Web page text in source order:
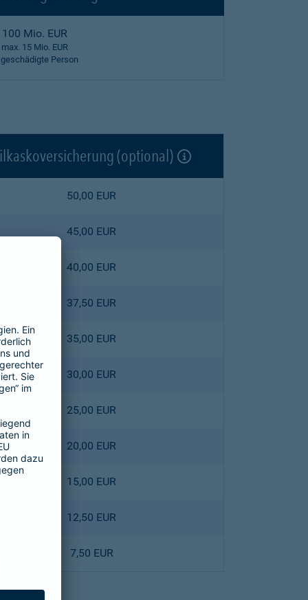
100 Mio. EUR
max. 15 Mio. EUR
Person
(optional)
50,00 EUR
45,00 EUR
40,00 EUR
37,50 EUR
35,00 EUR
30,00 EUR
25,00 EUR
20,00 EUR
15,00 EUR
12,50 EUR
7,50 EUR